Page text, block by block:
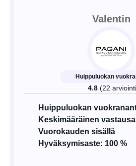
Valentin
Huippuluokan
4.8 (22
Huippuluokan
Keskimääräinen
Vuorokauden sisällä
Hyväksymisaste: 100 %